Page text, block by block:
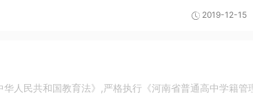
2019-12-15
华人民共和国教育法》,严格执行《河南省普通高中学籍